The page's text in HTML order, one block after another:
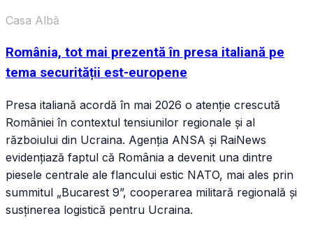
Casa Albă
România, tot mai prezentă în presa italiană pe
tema securității est-europene
Presa italiană acordă în mai 2026 o atenție crescută
României în contextul tensiunilor regionale și al
războiului din Ucraina. Agenția ANSA și RaiNews
evidențiază faptul că România a devenit una dintre
piesele centrale ale flancului estic NATO, mai ales prin
summitul „Bucarest 9”, cooperarea militară regională și
susținerea logistică pentru Ucraina.